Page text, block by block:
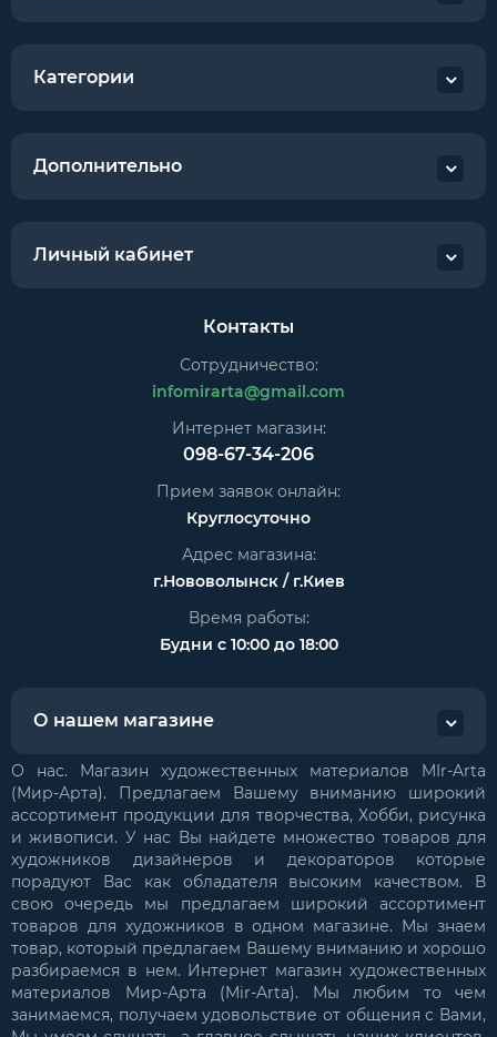
Категории
Дополнительно
Личный кабинет
Контакты
Сотрудничество:
infomirarta@gmail.com
Интернет магазин:
098-67-34-206
Прием заявок онлайн:
Круглосуточно
Адрес магазина:
г.Нововолынск / г.Киев
Время работы:
Будни с 10:00 до 18:00
О нашем магазине
О нас. Магазин художественных материалов MIr-Arta
(Мир-Арта). Предлагаем Вашему вниманию широкий
ассортимент продукции для творчества, Хобби, рисунка
и живописи. У нас Вы найдете множество товаров для
художников дизайнеров и декораторов которые
порадуют Вас как обладателя высоким качеством. В
свою очередь мы предлагаем широкий ассортимент
товаров для художников в одном магазине. Мы знаем
товар, который предлагаем Вашему вниманию и хорошо
разбираемся в нем. Интернет магазин художественных
материалов Мир-Арта (Mir-Arta). Мы любим то чем
занимаемся, получаем удовольствие от общения с Вами,